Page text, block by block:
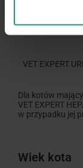
VET EXPERT
Dla kotów
VET EXPERT
w przypadku jej
Wiek kota